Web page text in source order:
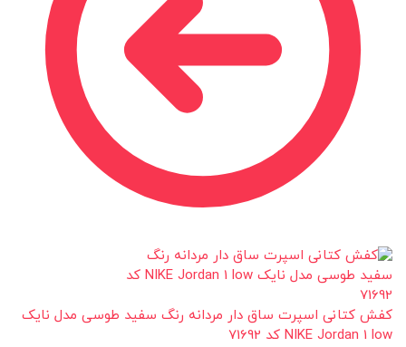
کفش کتانی اسپرت ساق دار مردانه رنگ سفید طوسی مدل نایک
NIKE Jordan 1 low کد 71692